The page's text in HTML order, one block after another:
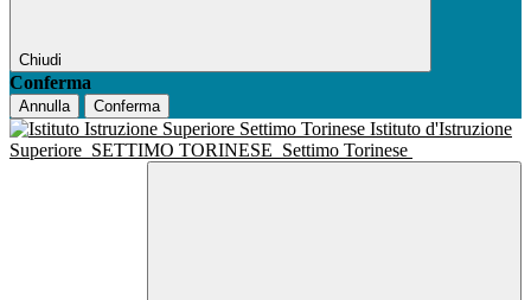
Chiudi
Conferma
Annulla Conferma
Istituto d'Istruzione
Superiore SETTIMO TORINESE Settimo Torinese